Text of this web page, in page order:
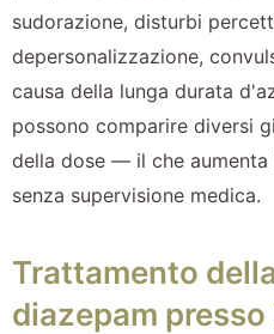
sudorazione, disturbi
depersonalizzazione,
causa della lunga durata
possono comparire diversi
della dose — il che
senza supervisione medica.
Trattamento
diazepam presso